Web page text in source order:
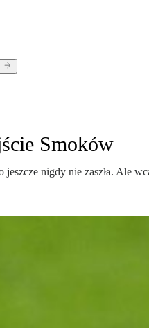
Smoków
nigdy nie zaszła. Ale